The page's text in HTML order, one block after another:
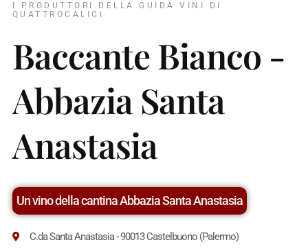
I PRODUTTORI DELLA GUIDA VINI DI
QUATTROCALICI
Baccante Bianco -
Abbazia Santa
Anastasia
Un vino della cantina Abbazia Santa Anastasia
C.da Santa Anastasia - 90013 Castelbuono (Palermo)